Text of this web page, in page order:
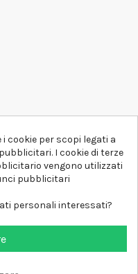
un messaggio importante.
di tendenza, di una felpa
esclusivo,D-SHIRTha
cookie per scopi legati a
I cookie di terze
vengono utilizzati
pubblicitari
personali interessati?